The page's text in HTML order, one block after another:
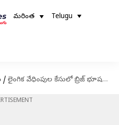
మరింత Telugu
/ లైంగిక వేధింపుల కేసులో బ్రిజ్‌ భూషణ్‌కు షాక్.. ఈనెల 18న రావాలని దిల్లీ కోర్టు ఆదేశం